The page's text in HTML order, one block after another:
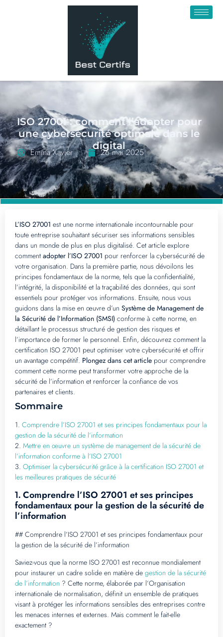
ISO 27001 : comment l’adopter pour
une cybersécurité optimale dans le
digital
Emma Xavier 26 mai 2025
L’ISO 27001 est une norme internationale incontournable pour
toute entreprise souhaitant sécuriser ses informations sensibles
dans un monde de plus en plus digitalisé. Cet article explore
comment adopter l’ISO 27001 pour renforcer la cybersécurité de
votre organisation. Dans la première partie, nous dévoilons les
principes fondamentaux de la norme, tels que la confidentialité,
l’intégrité, la disponibilité et la traçabilité des données, qui sont
essentiels pour protéger vos informations. Ensuite, nous vous
guidons dans la mise en œuvre d’un Système de Management de
la Sécurité de l’Information (SMSI) conforme à cette norme, en
détaillant le processus structuré de gestion des risques et
l’importance de former le personnel. Enfin, découvrez comment la
certification ISO 27001 peut optimiser votre cybersécurité et offrir
un avantage compétitif. Plongez dans cet article pour comprendre
comment cette norme peut transformer votre approche de la
sécurité de l’information et renforcer la confiance de vos
partenaires et clients.
Sommaire
1. Comprendre l’ISO 27001 et ses principes fondamentaux pour la
gestion de la sécurité de l’information
2. Mettre en œuvre un système de management de la sécurité de
l’information conforme à l’ISO 27001
3. Optimiser la cybersécurité grâce à la certification ISO 27001 et
les meilleures pratiques de sécurité
1. Comprendre l’ISO 27001 et ses principes
fondamentaux pour la gestion de la sécurité de
l’information
## Comprendre l’ISO 27001 et ses principes fondamentaux pour
la gestion de la sécurité de l’information
Saviez-vous que la norme ISO 27001 est reconnue mondialement
pour instaurer un cadre solide en matière de gestion de la sécurité
de l’information ? Cette norme, élaborée par l’Organisation
internationale de normalisation, définit un ensemble de pratiques
visant à protéger les informations sensibles des entreprises contre
les menaces internes et externes. Mais comment le fait-elle
exactement ?